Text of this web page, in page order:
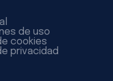
de uso
cookies
privacidad